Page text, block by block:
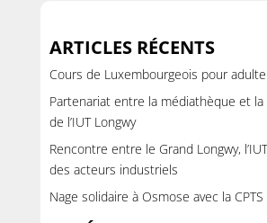
ARTICLES RÉCENTS
Cours de Luxembourgeois pour
Partenariat entre la médiathèque et
de l’IUT Longwy
Rencontre entre le Grand Longwy,
des acteurs industriels
Nage solidaire à Osmose avec la